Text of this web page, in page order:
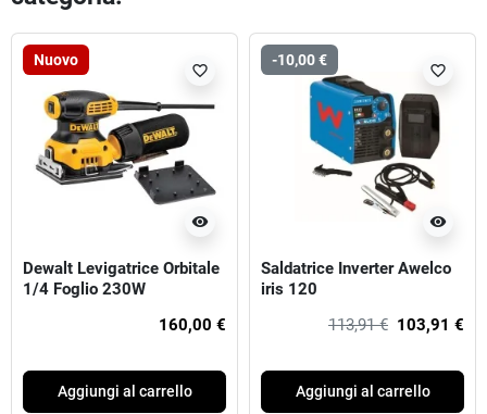
Nuovo
visibility
favorite_border
Dewalt Levigatrice Orbitale
1/4 Foglio 230W
160,00 €
Aggiungi al carrello
-10,00 €
visibility
favorite_border
Saldatrice Inverter Awelco
iris 120
113,91 € 103,91 €
Aggiungi al carrello